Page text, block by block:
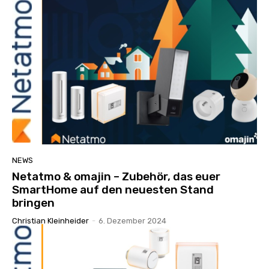
NEWS
Netatmo & omajin – Zubehör, das euer
SmartHome auf den neuesten Stand
bringen
Christian Kleinheider - 6. Dezember 2024